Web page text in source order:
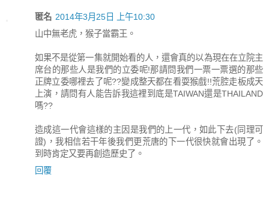
匿名 2014年3月25日 上午10:30
山中無老虎，猴子當霸王。
如果不是從第一集就開始看的人，還會真的以為現在在立院主
席台的那些人是我們的立委呢!那請問我們一票一票選的那些
正牌立委哪裡去了呢??變成整天都在看耍猴戲!!荒腔走板成天
上演，請問有人能告訴我這裡到底是TAIWAN還是THAILAND
嗎??
造成這一代會這樣的主因是我們的上一代，如此下去(同理可
證)，我相信若干年後我們更荒唐的下一代很快就會出現了。
到時肯定又要再創造歷史了。
回覆